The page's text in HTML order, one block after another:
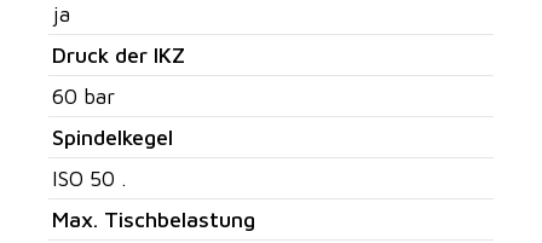
ja
Druck der IKZ
60 bar
Spindelkegel
ISO 50 .
Max. Tischbelastung